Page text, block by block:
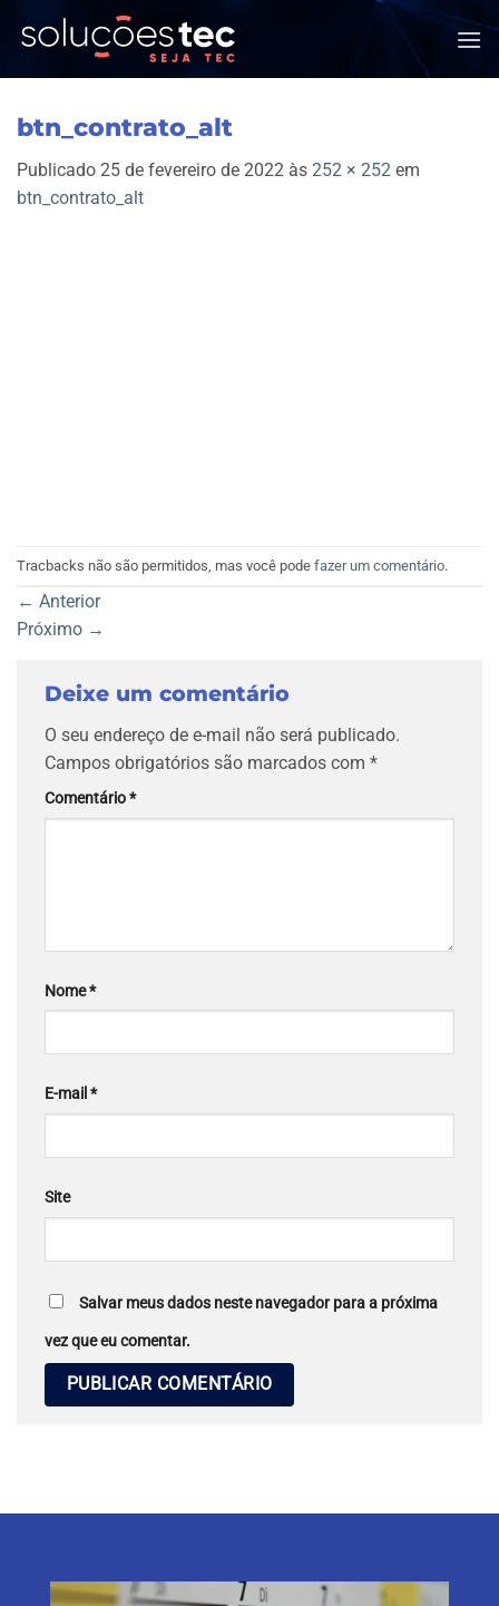
btn_contrato_alt
Publicado 25 de fevereiro de 2022 às 252 × 252 em
btn_contrato_alt
Tracbacks não são permitidos, mas você pode fazer um comentário.
← Anterior
Próximo →
Deixe um comentário
O seu endereço de e-mail não será publicado.
Campos obrigatórios são marcados com *
Comentário*
Nome*
E-mail*
Site
Salvar meus dados neste navegador para a próxima
vez que eu comentar.